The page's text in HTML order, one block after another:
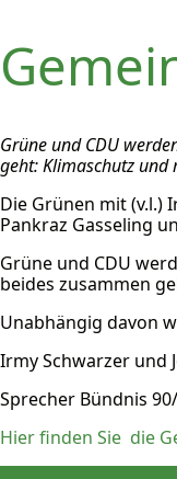
Grüne und CDU
geht: Klimaschutz und
Die Grünen mit (v.l.)
Pankraz Gasseling
Grüne und CDU
beides zusammen
Unabhängig davon
Irmy Schwarzer und
Sprecher Bündnis
Hier finden Sie die